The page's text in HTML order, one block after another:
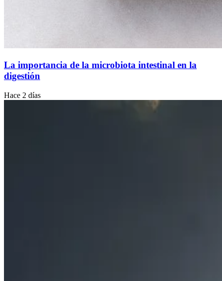
La importancia de la microbiota intestinal en la
digestión
Hace 2 días